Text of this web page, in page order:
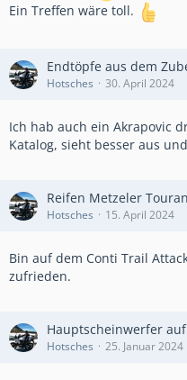
Ein Treffen wäre toll.
Endtöpfe aus dem
Hotsches 30. April 2024
Ich hab auch ein Akrapovic
Katalog, sieht besser aus
Reifen Metzeler
Hotsches 15. April 2024
Bin auf dem Conti Trail
zufrieden.
Hauptscheinwerfer
Hotsches 25. Januar 2024